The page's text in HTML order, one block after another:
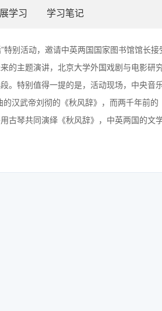
学习 学习笔记
别活动，邀请中英两国国家图书馆馆长
的主题演讲，北京大学外国戏剧与电影研
。特别值得一提的是，活动现场，中央音
汉武帝刘彻的《秋风辞》，而两千年前
古琴共同演绎《秋风辞》，中英两国的文